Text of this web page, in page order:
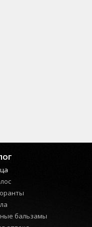
бальзамы